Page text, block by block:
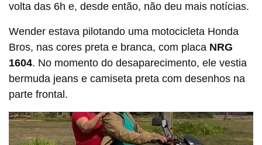
volta das 6h e, desde então, não deu mais notícias.
Wender estava pilotando uma motocicleta Honda
Bros, nas cores preta e branca, com placa NRG
1604. No momento do desaparecimento, ele vestia
bermuda jeans e camiseta preta com desenhos na
parte frontal.